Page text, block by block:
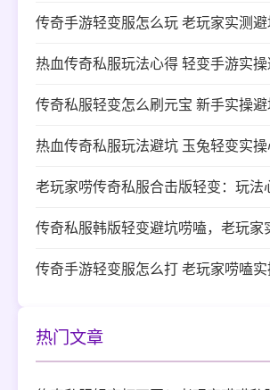
传奇手游轻变服怎么玩 老玩家实测
热血传奇私服玩法心得 轻变手游实
传奇私服轻变怎么刷元宝 新手实操
热血传奇私服玩法避坑 玉兔轻变实
老玩家唠传奇私服合击版轻变：玩法
传奇私服韩版轻变避坑唠嗑，老玩家
传奇手游轻变服怎么打 老玩家唠嗑
热门文章